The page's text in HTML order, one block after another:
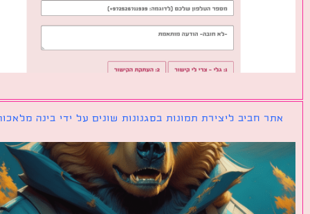
חביב ליצירת תמונות בסגנונות שונים על ידי בינה מלאכותית